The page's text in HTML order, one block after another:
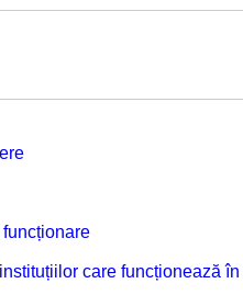
care funcționează